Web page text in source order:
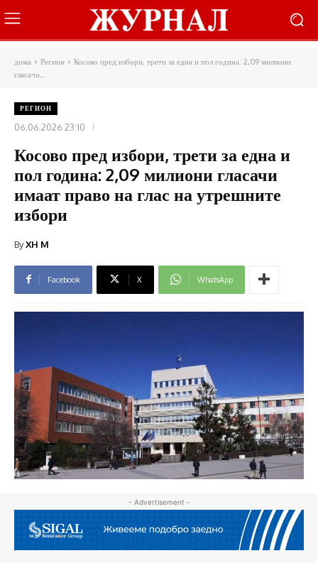
дома Регион
Косово пред избори, трети за една и пол година: 2,09 милиони
гласачи...
РЕГИОН
06.06.2026 23:10
Косово пред избори, трети за една и
пол година: 2,09 милиони гласачи
имаат право на глас на утрешните
избори
ByXH M
Facebook X WhatsApp
- Advertisement -